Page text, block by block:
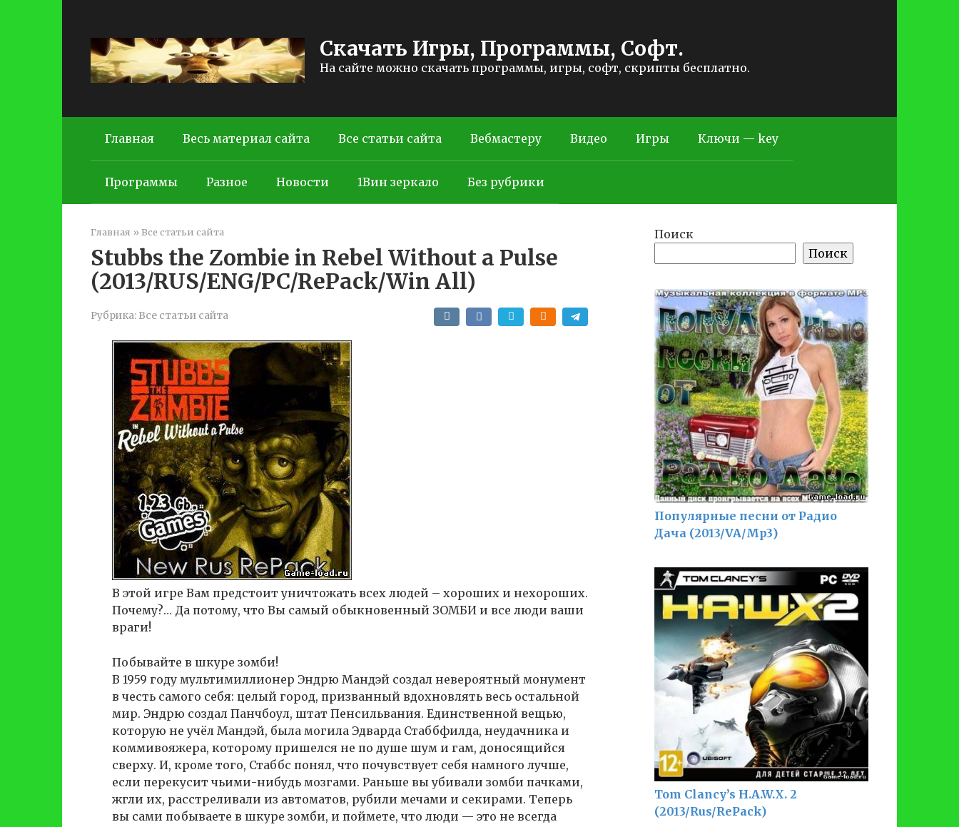
Скачать Игры, Программы, Софт.
На сайте можно скачать программы, игры, софт, скрипты бесплатно.
Главная Весь материал сайта Все статьи сайта Вебмастеру Видео Игры Ключи — key
Программы Разное Новости 1Вин зеркало Без рубрики
Главная »Все статьи сайта
Stubbs the Zombie in Rebel Without a Pulse
(2013/RUS/ENG/PC/RePack/Win All)
Рубрика: Все статьи сайта
В этой игре Вам предстоит уничтожать всех людей – хороших и нехороших.
Почему?… Да потому, что Вы самый обыкновенный ЗОМБИ и все люди ваши
враги!
Побывайте в шкуре зомби!
В 1959 году мультимиллионер Эндрю Мандэй создал невероятный монумент
в честь самого себя: целый город, призванный вдохновлять весь остальной
мир. Эндрю создал Панчбоул, штат Пенсильвания. Единственной вещью,
которую не учёл Мандэй, была могила Эдварда Стаббфилда, неудачника и
коммивояжера, которому пришелся не по душе шум и гам, доносящийся
сверху. И, кроме того, Стаббс понял, что почувствует себя намного лучше,
если перекусит чьими-нибудь мозгами. Раньше вы убивали зомби пачками,
жгли их, расстреливали из автоматов, рубили мечами и секирами. Теперь
вы сами побываете в шкуре зомби, и поймете, что люди — это не всегда
Поиск
Поиск
Популярные песни от Радио
Дача (2013/VA/Mp3)
Tom Clancy’s H.A.W.X. 2
(2013/Rus/RePack)